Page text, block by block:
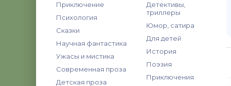
Приключение
Психология
Сказки
Научная фантастика
Ужасы и мистика
Современная проза
Детская проза
Детективы,
триллеры
Юмор, сатира
Для детей
История
Поэзия
Приключения